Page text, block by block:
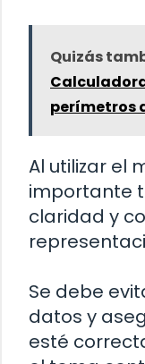
Quizás
perímetros
Al utilizar el
importante
claridad y
Se debe
datos y
esté